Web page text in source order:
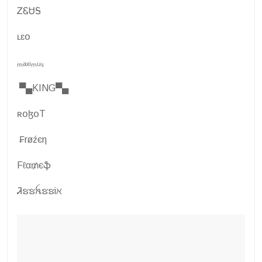
ᏃᏋᏌᎦ
ʟɛօ
ₘₐₓᵢₘᵤₛ
▀▄KING▀▄
ʀօɮօT
₣røźєη
Fℓα₥єֆ
Ꮨຮຮꫝຮຮiℵ